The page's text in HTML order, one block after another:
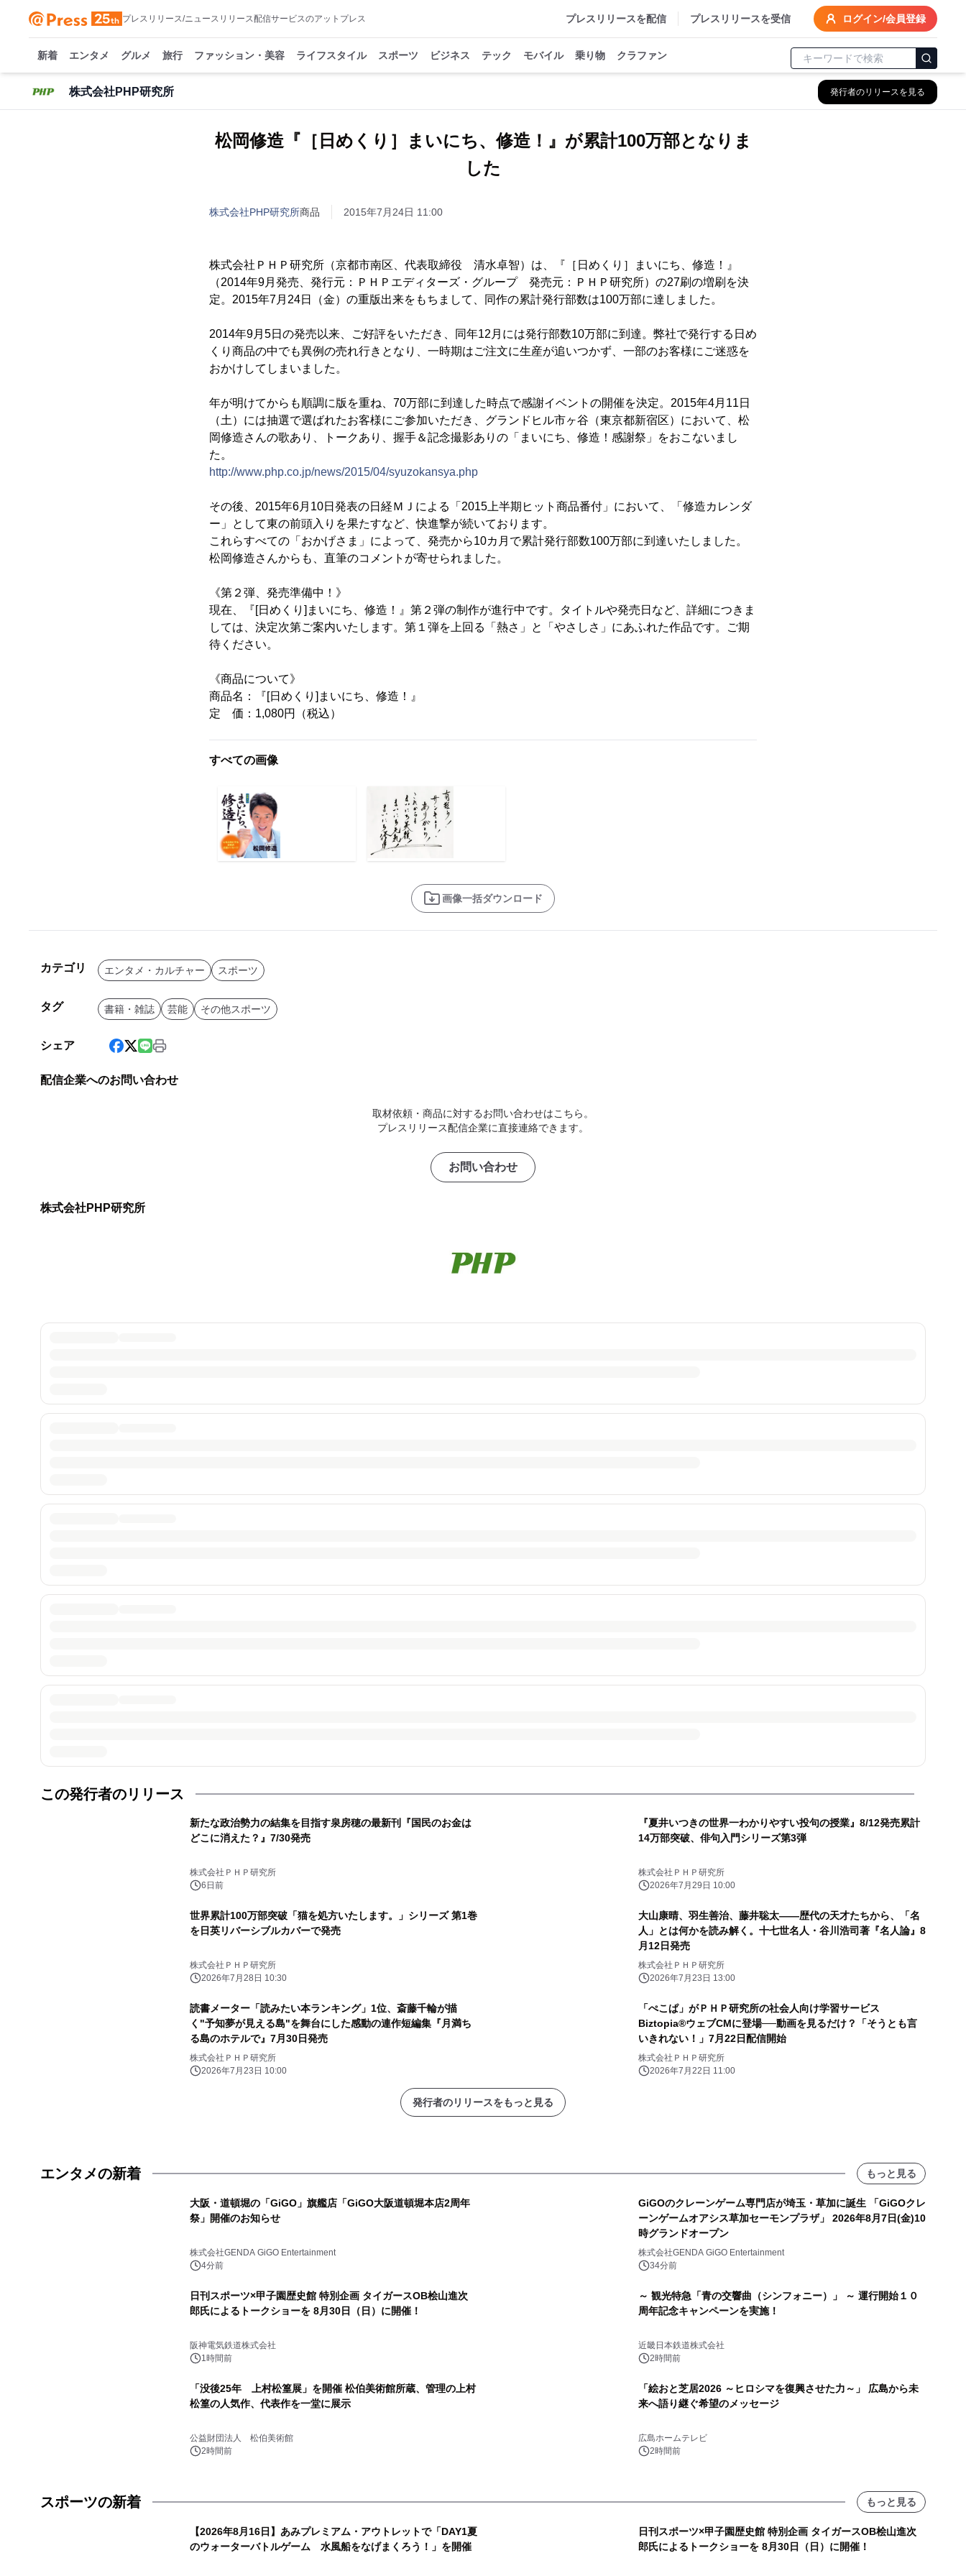
プレスリリース/ニュースリリース配信サービスのアットプレス プレスリリースを配信 プレスリリースを受信 ログイン/会員登録
新着 エンタメ グルメ 旅行 ファッション・美容 ライフスタイル スポーツ ビジネス テック モバイル 乗り物 クラファン
株式会社PHP研究所 発行者のリリースを見る
松岡修造『［日めくり］まいにち、修造！』が累計100万部となりま
した
株式会社PHP研究所商品 2015年7月24日 11:00
株式会社ＰＨＰ研究所（京都市南区、代表取締役 清水卓智）は、『［日めくり］まいにち、修造！』
（2014年9月発売、発行元：ＰＨＰエディターズ・グループ 発売元：ＰＨＰ研究所）の27刷の増刷を決
定。2015年7月24日（金）の重版出来をもちまして、同作の累計発行部数は100万部に達しました。
2014年9月5日の発売以来、ご好評をいただき、同年12月には発行部数10万部に到達。弊社で発行する日め
くり商品の中でも異例の売れ行きとなり、一時期はご注文に生産が追いつかず、一部のお客様にご迷惑を
おかけしてしまいました。
年が明けてからも順調に版を重ね、70万部に到達した時点で感謝イベントの開催を決定。2015年4月11日
（土）には抽選で選ばれたお客様にご参加いただき、グランドヒル市ヶ谷（東京都新宿区）において、松
岡修造さんの歌あり、トークあり、握手＆記念撮影ありの「まいにち、修造！感謝祭」をおこないまし
た。
http://www.php.co.jp/news/2015/04/syuzokansya.php
その後、2015年6月10日発表の日経ＭＪによる「2015上半期ヒット商品番付」において、「修造カレンダ
ー」として東の前頭入りを果たすなど、快進撃が続いております。
これらすべての「おかげさま」によって、発売から10カ月で累計発行部数100万部に到達いたしました。
松岡修造さんからも、直筆のコメントが寄せられました。
《第２弾、発売準備中！》
現在、『[日めくり]まいにち、修造！』第２弾の制作が進行中です。タイトルや発売日など、詳細につきま
しては、決定次第ご案内いたします。第１弾を上回る「熱さ」と「やさしさ」にあふれた作品です。ご期
待ください。
《商品について》
商品名：『[日めくり]まいにち、修造！』
定 価：1,080円（税込）
すべての画像
画像一括ダウンロード
カテゴリ エンタメ・カルチャー スポーツ
タグ 書籍・雑誌 芸能 その他スポーツ
シェア
配信企業へのお問い合わせ
取材依頼・商品に対するお問い合わせはこちら。
プレスリリース配信企業に直接連絡できます。
お問い合わせ
株式会社PHP研究所
この発行者のリリース
新たな政治勢力の結集を目指す泉房穂の最新刊『国民のお金は
どこに消えた？』7/30発売
株式会社ＰＨＰ研究所
6日前
『夏井いつきの世界一わかりやすい投句の授業』8/12発売累計
14万部突破、俳句入門シリーズ第3弾
株式会社ＰＨＰ研究所
2026年7月29日 10:00
世界累計100万部突破「猫を処方いたします。」シリーズ 第1巻
を日英リバーシブルカバーで発売
株式会社ＰＨＰ研究所
2026年7月28日 10:30
大山康晴、羽生善治、藤井聡太――歴代の天才たちから、「名
人」とは何かを読み解く。十七世名人・谷川浩司著『名人論』8
月12日発売
株式会社ＰＨＰ研究所
2026年7月23日 13:00
読書メーター「読みたい本ランキング」1位、斎藤千輪が描
く"予知夢が見える島"を舞台にした感動の連作短編集『月満ち
る島のホテルで』7月30日発売
株式会社ＰＨＰ研究所
2026年7月23日 10:00
「ぺこぱ」がＰＨＰ研究所の社会人向け学習サービス
Biztopia®ウェブCMに登場──動画を見るだけ？「そうとも言
いきれない！」7月22日配信開始
株式会社ＰＨＰ研究所
2026年7月22日 11:00
発行者のリリースをもっと見る
エンタメの新着 もっと見る
大阪・道頓堀の「GiGO」旗艦店「GiGO大阪道頓堀本店2周年
祭」開催のお知らせ
株式会社GENDA GiGO Entertainment
4分前
GiGOのクレーンゲーム専門店が埼玉・草加に誕生 「GiGOクレ
ーンゲームオアシス草加セーモンプラザ」 2026年8月7日(金)10
時グランドオープン
株式会社GENDA GiGO Entertainment
34分前
日刊スポーツ×甲子園歴史館 特別企画 タイガースOB桧山進次
郎氏によるトークショーを 8月30日（日）に開催！
阪神電気鉄道株式会社
1時間前
～ 観光特急「青の交響曲（シンフォニー）」 ～ 運行開始１０
周年記念キャンペーンを実施！
近畿日本鉄道株式会社
2時間前
「没後25年 上村松篁展」を開催 松伯美術館所蔵、管理の上村
松篁の人気作、代表作を一堂に展示
公益財団法人 松伯美術館
2時間前
「絵おと芝居2026 ～ヒロシマを復興させた力～」 広島から未
来へ語り継ぐ希望のメッセージ
広島ホームテレビ
2時間前
スポーツの新着 もっと見る
【2026年8月16日】あみプレミアム・アウトレットで「DAY1夏
のウォーターバトルゲーム 水風船をなげまくろう！」を開催
日刊スポーツ×甲子園歴史館 特別企画 タイガースOB桧山進次
郎氏によるトークショーを 8月30日（日）に開催！